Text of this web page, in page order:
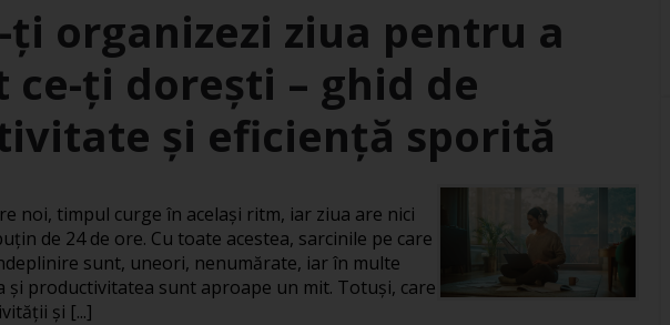
ți organizezi ziua pentru a
ce-ți dorești – ghid de
și eficiență sporită
noi, timpul curge în același ritm, iar ziua are nici
de 24 de ore. Cu toate acestea, sarcinile pe care
sunt, uneori, nenumărate, iar în multe
și productivitatea sunt aproape un mit. Totuși, care
și [...]